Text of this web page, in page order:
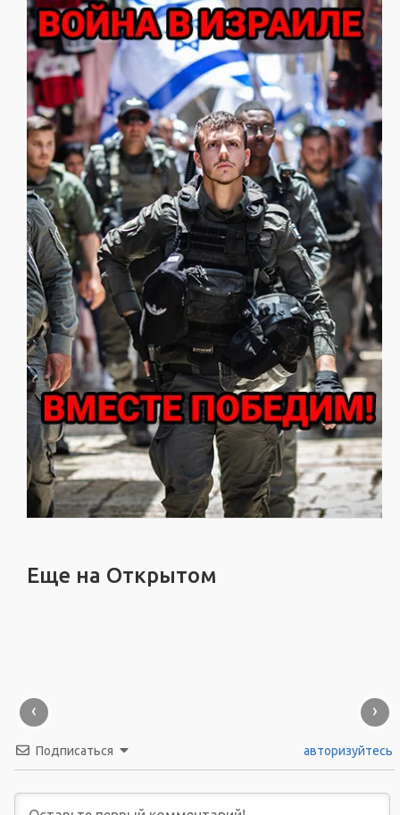
Еще на Открытом
‹ ›
Подписаться авторизуйтесь